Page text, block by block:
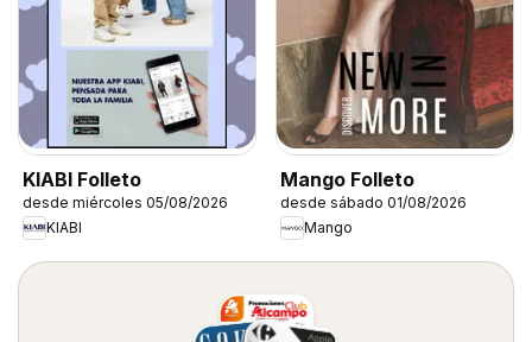
KIABI Folleto
desde miércoles 05/08/2026
KIABI
Mango Folleto
desde sábado 01/08/2026
Mango